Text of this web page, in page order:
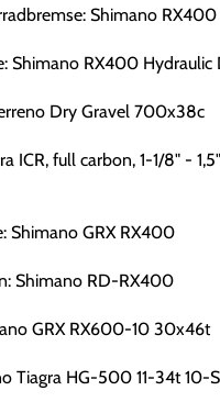
Shimano
Shimano RX400 Hydraulic
Dry Gravel 700x38c
ICR, full carbon, 1-1/8" -
Shimano GRX RX400
Shimano RD-RX400
GRX RX600-10 30x46t
Tiagra HG-500 11-34t 10-